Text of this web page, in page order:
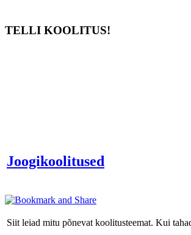
TELLI KOOLITUS!
Joogikoolitused
Siit leiad mitu põnevat koolitusteemat. Kui